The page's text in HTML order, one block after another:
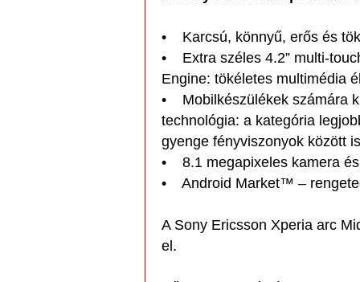
• Karcsú, könnyű, erős és
• Extra széles 4.2” multi-
Engine: tökéletes multimédia
• Mobilkészülékek számára
technológia: a kategória
gyenge fényviszonyok között is
• 8.1 megapixeles kamera
• Android Market™ –
A Sony Ericsson Xperia arc
el.